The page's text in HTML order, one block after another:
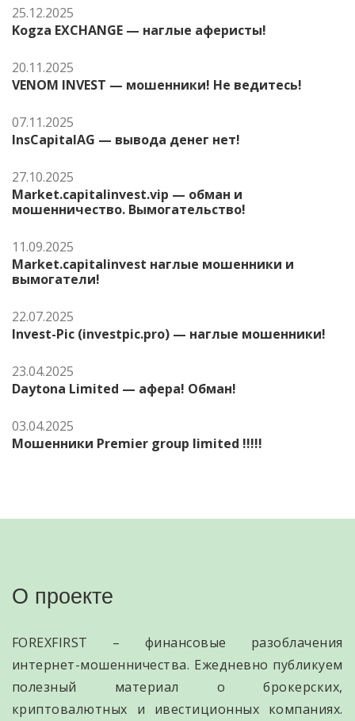
25.12.2025
Kogza EXCHANGE — наглые аферисты!
20.11.2025
VENOM INVEST — мошенники! Не ведитесь!
07.11.2025
InsCapitalAG — вывода денег нет!
27.10.2025
Market.capitalinvest.vip — обман и
мошенничество. Вымогательство!
11.09.2025
Market.capitalinvest наглые мошенники и
вымогатели!
22.07.2025
Invest-Pic (investpic.pro) — наглые мошенники!
23.04.2025
Daytona Limited — афера! Обман!
03.04.2025
Мошенники Premier group limited !!!!!
О проекте
FOREXFIRST – финансовые разоблачения
интернет-мошенничества. Ежедневно публикуем
полезный материал о брокерских,
криптовалютных и ивестиционных компаниях.